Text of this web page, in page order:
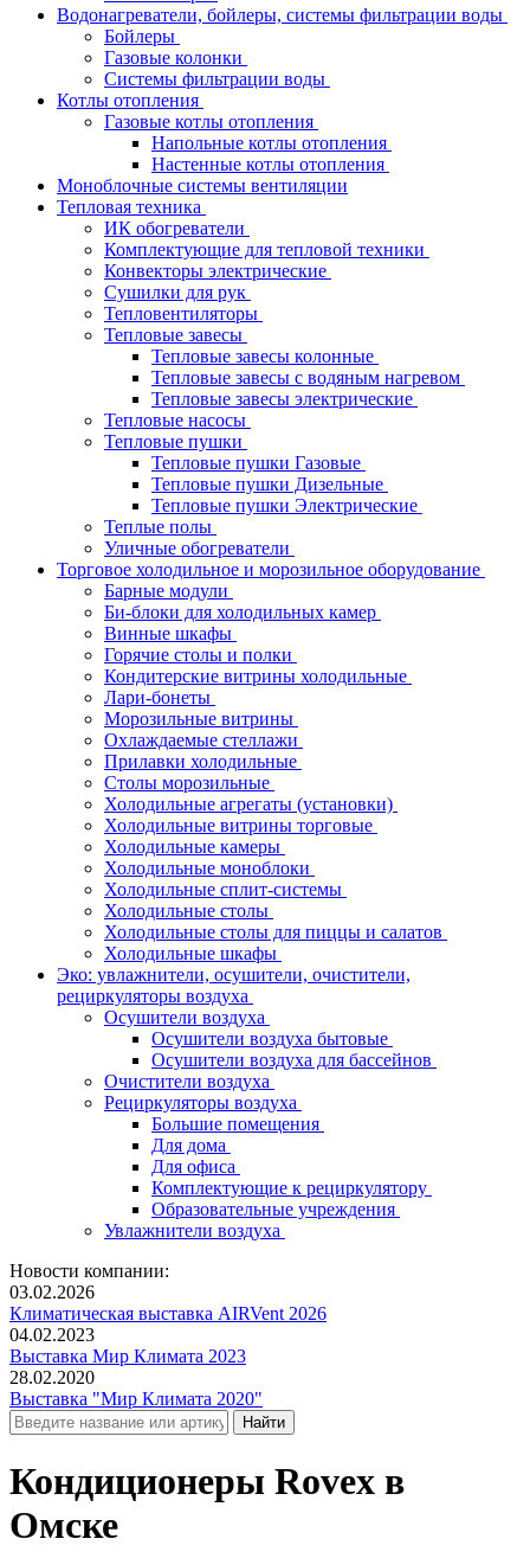
Водонагреватели, бойлеры, системы фильтрации воды
Бойлеры
Газовые колонки
Системы фильтрации воды
Котлы отопления
Газовые котлы отопления
Напольные котлы отопления
Настенные котлы отопления
Моноблочные системы вентиляции
Тепловая техника
ИК обогреватели
Комплектующие для тепловой техники
Конвекторы электрические
Сушилки для рук
Тепловентиляторы
Тепловые завесы
Тепловые завесы колонные
Тепловые завесы с водяным нагревом
Тепловые завесы электрические
Тепловые насосы
Тепловые пушки
Тепловые пушки Газовые
Тепловые пушки Дизельные
Тепловые пушки Электрические
Теплые полы
Уличные обогреватели
Торговое холодильное и морозильное оборудование
Барные модули
Би-блоки для холодильных камер
Винные шкафы
Горячие столы и полки
Кондитерские витрины холодильные
Лари-бонеты
Морозильные витрины
Охлаждаемые стеллажи
Прилавки холодильные
Столы морозильные
Холодильные агрегаты (установки)
Холодильные витрины торговые
Холодильные камеры
Холодильные моноблоки
Холодильные сплит-системы
Холодильные столы
Холодильные столы для пиццы и салатов
Холодильные шкафы
Эко: увлажнители, осушители, очистители,
рециркуляторы воздуха
Осушители воздуха
Осушители воздуха бытовые
Осушители воздуха для бассейнов
Очистители воздуха
Рециркуляторы воздуха
Большие помещения
Для дома
Для офиса
Комплектующие к рециркулятору
Образовательные учреждения
Увлажнители воздуха
Новости компании:
03.02.2026
Климатическая выставка AIRVent 2026
04.02.2023
Выставка Мир Климата 2023
28.02.2020
Выставка "Мир Климата 2020"
Кондиционеры Rovex в
Омске